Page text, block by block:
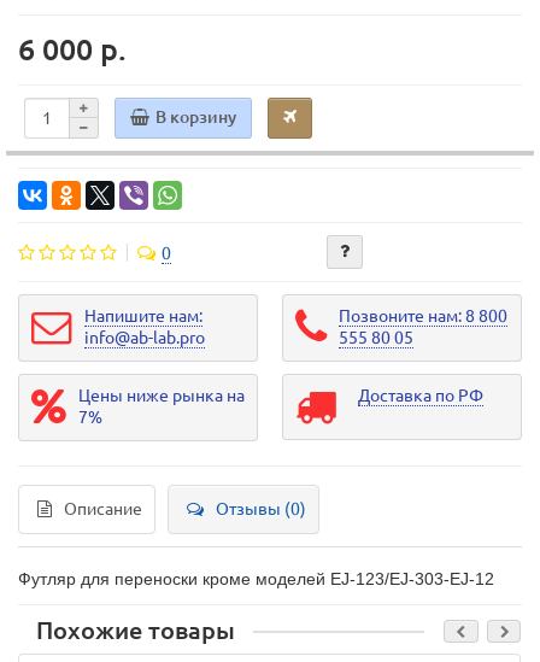
6 000 р.
В корзину
0
Напишите нам:
info@ab-lab.pro
Позвоните нам: 8 800
555 80 05
Цены ниже рынка на
7%
Доставка по РФ
Описание Отзывы (0)
Футляр для переноски кроме моделей EJ-123/EJ-303-EJ-12
Похожие товары